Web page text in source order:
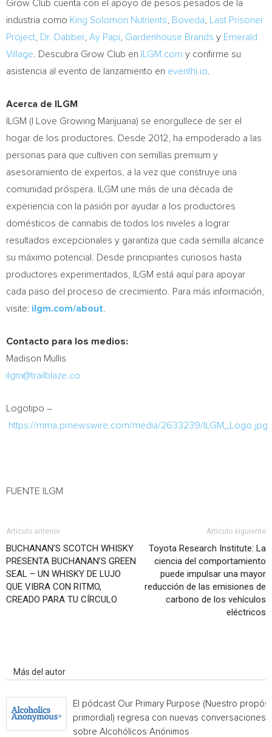
Grow Club cuenta con el apoyo de pesos pesados de la
industria como King Solomon Nutrients Boveda
Last Prisoner
Project
Dr. Dabber, Ay Papi Gardenhouse Brands y Emerald
Village . Descubra Grow Club en ILGM.com y confirme su
asistencia al evento de lanzamiento en eventhi.io
Acerca de ILGM
ILGM (I Love Growing Marijuana) se enorgullece de ser el
hogar de los productores. Desde 2012, ha empoderado a las
personas para que cultiven con semillas premium y
asesoramiento de expertos, a la vez que construye una
comunidad próspera. ILGM une más de una década de
experiencia con la pasión por ayudar a los productores
domésticos de cannabis de todos los niveles a lograr
resultados excepcionales y garantiza que cada semilla alcance
su máximo potencial. Desde principiantes curiosos hasta
productores experimentados, ILGM está aquí para apoyar
cada paso del proceso de crecimiento. Para más información,
visite: ilgm.com/about
Contacto para los medios:
Madison Mullis
ilgm@trailblaze.co
Logotipo –
https://mma.prnewswire.com/media/2633239/ILGM_Logo.jpg
FUENTE ILGM
Artículo anterior
BUCHANAN’S SCOTCH WHISKY
PRESENTA BUCHANAN’S GREEN
SEAL – UN WHISKY DE LUJO
QUE VIBRA CON RITMO,
CREADO PARA TU CÍRCULO
Artículo siguiente
Toyota Research Institute: La
ciencia del comportamiento
puede impulsar una mayor
reducción de las emisiones de
carbono de los vehículos
eléctricos
Más del autor
El pódcast Our Primary Purpose (Nuestro
primordial) regresa con nuevas conversaciones
sobre Alcohólicos Anónimos